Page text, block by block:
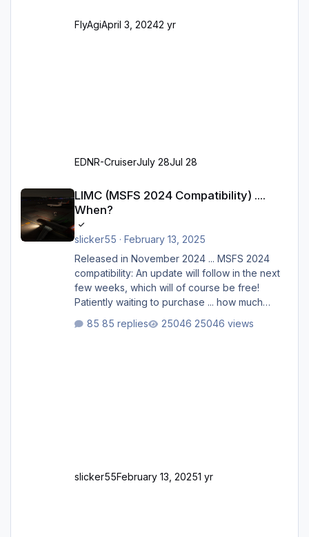
FlyAgiApril 3, 20242 yr
EDNR-CruiserJuly 28Jul 28
LIMC (MSFS 2024 Compatibility) ....
When?
slicker55 · February 13, 2025
Released in November 2024 ... MSFS 2024
compatibility: An update will follow in the next
few weeks, which will of course be free!
Patiently waiting to purchase ... how much
85 replies 25046 views
slicker55February 13, 20251 yr